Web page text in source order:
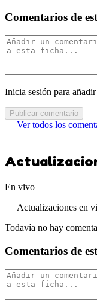
Comentarios de
Inicia sesión para
Publicar comentario
Ver todos los
En vivo
Actualizaciones en
Todavía no hay
Comentarios de